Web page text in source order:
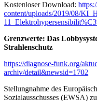
Kostenloser Download:
content/uploads/2019/08/
Grenzwerte: Das
Strahlenschutz
https://diagnose-funk.org/
archiv/detail&newsid=1702
Stellungnahme des
Sozialausschusses (EWSA)